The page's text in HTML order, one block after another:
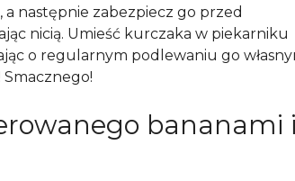
następnie zabezpiecz go przed
nicią. Umieść kurczaka w piekarniku
o regularnym podlewaniu go
Smacznego!
bananami i